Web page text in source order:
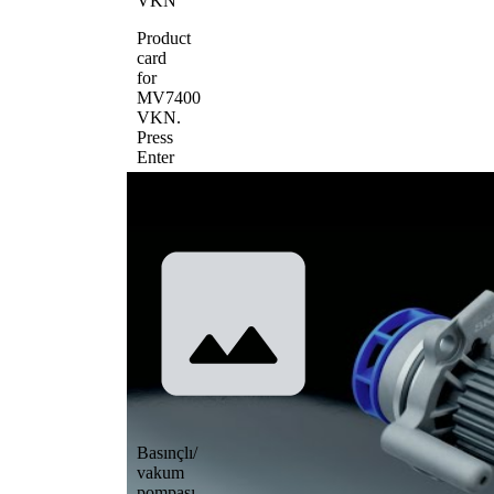
Product
card
for
MV7400
VKN.
Press
Enter
to
Basınçlı/
vakum